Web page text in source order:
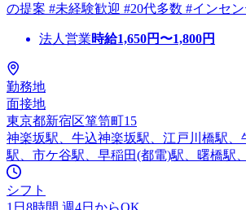
の提案 #未経験歓迎 #20代多数 #インセ
法人営業時給1,650円〜1,800円
勤務地
面接地
東京都新宿区箪笥町15
神楽坂駅、牛込神楽坂駅、江戸川橋駅、
駅、市ケ谷駅、早稲田(都電)駅、曙橋駅
シフト
1日8時間 週4日からOK